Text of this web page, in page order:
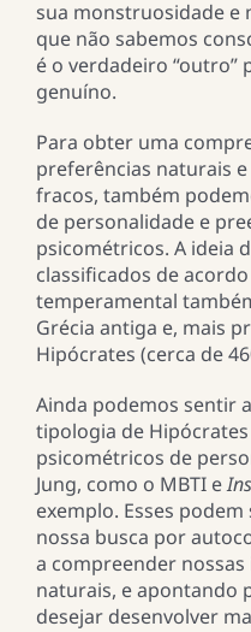
sua monstruosidade e
que não sabemos
é o verdadeiro
genuíno.
Para obter uma
preferências naturais
fracos, também
de personalidade e
psicométricos. A ideia
classificados de
temperamental
Grécia antiga e, mais
Hipócrates (cerca de
Ainda podemos sentir
tipologia de
psicométricos de
Jung, como o MBTI e
exemplo. Esses
nossa busca por
a compreender
naturais, e apontando
desejar desenvolver